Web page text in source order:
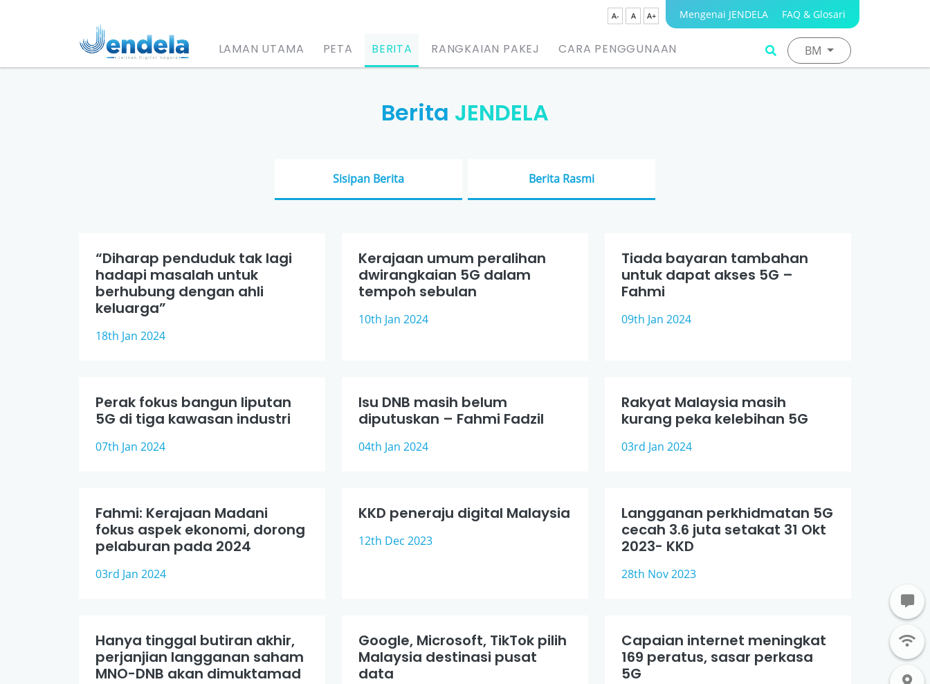
A- A A+ Mengenai JENDELA FAQ & Glosari
LAMAN UTAMA PETA BERITA RANGKAIAN PAKEJ CARA PENGGUNAAN BM
Berita JENDELA
Sisipan Berita Berita Rasmi
“Diharap penduduk tak lagi
hadapi masalah untuk
berhubung dengan ahli
keluarga”
18th Jan 2024
Kerajaan umum peralihan
dwirangkaian 5G dalam
tempoh sebulan
10th Jan 2024
Tiada bayaran tambahan
untuk dapat akses 5G –
Fahmi
09th Jan 2024
Perak fokus bangun liputan
5G di tiga kawasan industri
07th Jan 2024
Isu DNB masih belum
diputuskan – Fahmi Fadzil
04th Jan 2024
Rakyat Malaysia masih
kurang peka kelebihan 5G
03rd Jan 2024
Fahmi: Kerajaan Madani
fokus aspek ekonomi, dorong
pelaburan pada 2024
03rd Jan 2024
KKD peneraju digital Malaysia
12th Dec 2023
Langganan perkhidmatan 5G
cecah 3.6 juta setakat 31 Okt
2023- KKD
28th Nov 2023
Hanya tinggal butiran akhir,
perjanjian langganan saham
MNO-DNB akan dimuktamad
Google, Microsoft, TikTok pilih
Malaysia destinasi pusat
data
Capaian internet meningkat
169 peratus, sasar perkasa
5G